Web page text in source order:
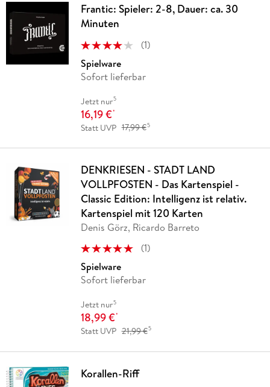
Frantic: Spieler: 2-8, Dauer: ca. 30
Minuten
(1)
Spielware
Sofort lieferbar
Jetzt nur5
16,19 €*
Statt UVP 17,99 €5
DENKRIESEN - STADT LAND
VOLLPFOSTEN - Das Kartenspiel -
Classic Edition: Intelligenz ist relativ.
Kartenspiel mit 120 Karten
Denis Görz, Ricardo Barreto
(1)
Spielware
Sofort lieferbar
Jetzt nur5
18,99 €*
Statt UVP 21,99 €5
Korallen-Riff